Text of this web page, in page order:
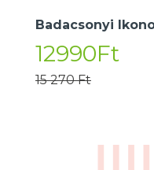
Badacsonyi
12990Ft
15 270 Ft